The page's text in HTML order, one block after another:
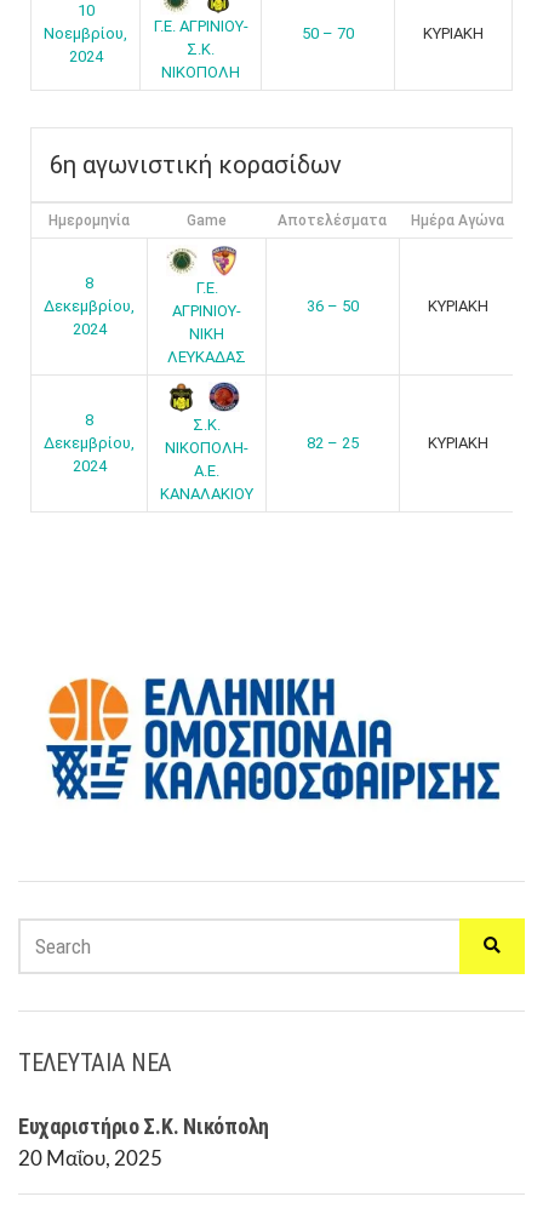
10
Νοεμβρίου,
2024
Γ.Ε. ΑΓΡΙΝΙΟΥ-
Σ.Κ.
ΝΙΚΟΠΟΛΗ
50 – 70 ΚΥΡΙΑΚΗ
6η αγωνιστική κορασίδων
Ημερομηνία Game Αποτελέσματα Ημέρα Αγώνα
8
Δεκεμβρίου,
2024
Γ.Ε.
ΑΓΡΙΝΙΟΥ-
ΝΙΚΗ
ΛΕΥΚΑΔΑΣ
36 – 50 ΚΥΡΙΑΚΗ
8
Δεκεμβρίου,
2024
Σ.Κ.
ΝΙΚΟΠΟΛΗ-
Α.Ε.
ΚΑΝΑΛΑΚΙΟΥ
82 – 25 ΚΥΡΙΑΚΗ
ΤΕΛΕΥΤΑΙΑ ΝΕΑ
Ευχαριστήριο Σ.Κ. Νικόπολη
20 Μαΐου, 2025